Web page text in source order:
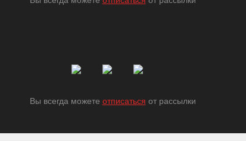
Вы всегда можете отписаться от рассылки